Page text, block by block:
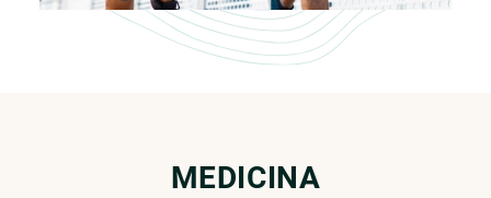
MEDICINA